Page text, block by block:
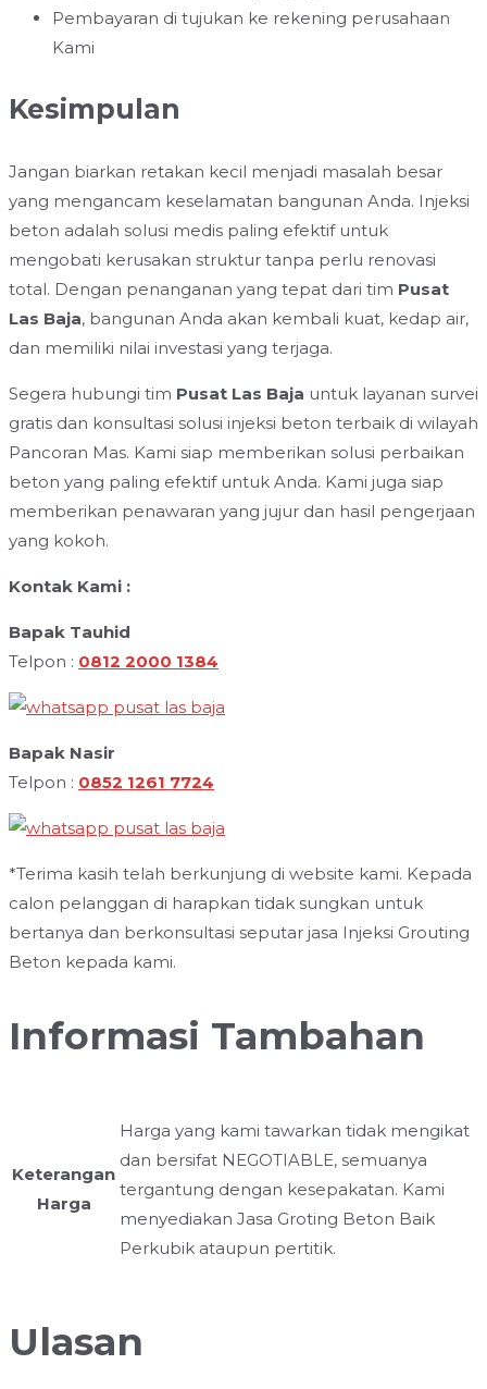
Pembayaran di tujukan ke rekening perusahaan
Kami
Kesimpulan
Jangan biarkan retakan kecil menjadi masalah besar
yang mengancam keselamatan bangunan Anda. Injeksi
beton adalah solusi medis paling efektif untuk
mengobati kerusakan struktur tanpa perlu renovasi
total. Dengan penanganan yang tepat dari tim Pusat
Las Baja, bangunan Anda akan kembali kuat, kedap air,
dan memiliki nilai investasi yang terjaga.
Segera hubungi tim Pusat Las Baja untuk layanan survei
gratis dan konsultasi solusi injeksi beton terbaik di wilayah
Pancoran Mas. Kami siap memberikan solusi perbaikan
beton yang paling efektif untuk Anda. Kami juga siap
memberikan penawaran yang jujur dan hasil pengerjaan
yang kokoh.
Kontak Kami :
Bapak Tauhid
Telpon : 0812 2000 1384
Bapak Nasir
Telpon : 0852 1261 7724
*Terima kasih telah berkunjung di website kami. Kepada
calon pelanggan di harapkan tidak sungkan untuk
bertanya dan berkonsultasi seputar jasa Injeksi Grouting
Beton kepada kami.
Informasi Tambahan
Keterangan
Harga
Harga yang kami tawarkan tidak mengikat
dan bersifat NEGOTIABLE, semuanya
tergantung dengan kesepakatan. Kami
menyediakan Jasa Groting Beton Baik
Perkubik ataupun pertitik.
Ulasan